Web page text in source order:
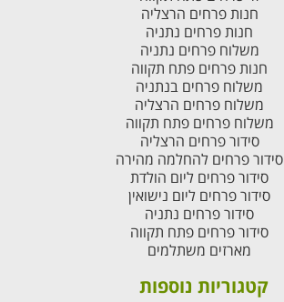
חנות פרחים הרצליה
חנות פרחים נתניה
משלוח פרחים נתניה
חנות פרחים פתח תקווה
משלוח פרחים בנתניה
משלוח פרחים הרצליה
משלוח פרחים פתח תקווה
סידור פרחים הרצליה
סידור פרחים להחלמה מהירה
סידור פרחים ליום הולדת
סידור פרחים ליום נישואין
סידור פרחים נתניה
סידור פרחים פתח תקווה
מארזים משתלמים
קטגוריות נוספות